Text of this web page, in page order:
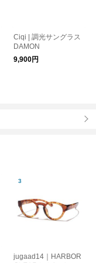
Ciqi | 調光サングラス
DAMON
9,900円
jugaad14｜HARBOR